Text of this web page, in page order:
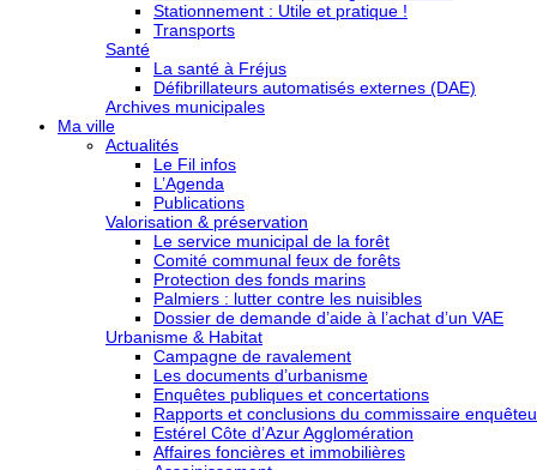
Stationnement : Utile et pratique !
Transports
Santé
La santé à Fréjus
Défibrillateurs automatisés externes (DAE)
Archives municipales
Ma ville
Actualités
Le Fil infos
L’Agenda
Publications
Valorisation & préservation
Le service municipal de la forêt
Comité communal feux de forêts
Protection des fonds marins
Palmiers : lutter contre les nuisibles
Dossier de demande d’aide à l’achat d’un VAE
Urbanisme & Habitat
Campagne de ravalement
Les documents d’urbanisme
Enquêtes publiques et concertations
Rapports et conclusions du commissaire
Estérel Côte d’Azur Agglomération
Affaires foncières et immobilières